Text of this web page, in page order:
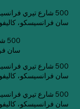
500 شارع تيري فرانسين
سان فرانسيسكو، كاليفورنيا
500 شارع تيري فرانسين
سان
500 شارع تيري فرانسين
سان فرانسيسكو، كاليفورنيا
500 شارع تيري فرانسين
سان فرانسيسكو، كاليفورنيا